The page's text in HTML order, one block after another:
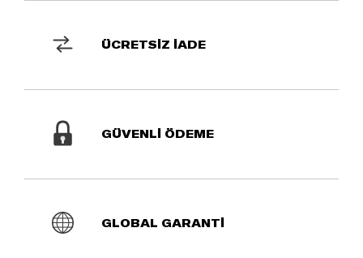
ÜCRETSİZ İADE
GÜVENLİ ÖDEME
GLOBAL GARANTİ